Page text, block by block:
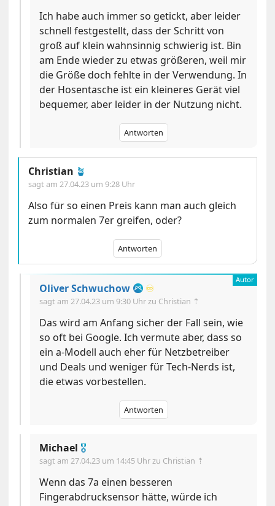
Ich habe auch immer so getickt, aber leider
schnell festgestellt, dass der Schritt von
groß auf klein wahnsinnig schwierig ist. Bin
am Ende wieder zu etwas größeren, weil mir
die Größe doch fehlte in der Verwendung. In
der Hosentasche ist ein kleineres Gerät viel
bequemer, aber leider in der Nutzung nicht.
Antworten
Christian 🪴
sagt am27.04.23 um 9:28 Uhr
Also für so einen Preis kann man auch gleich
zum normalen 7er greifen, oder?
Antworten
Oliver Schwuchow ♾️
sagt am27.04.23 um 9:30 Uhrzu Christian ⇡
Das wird am Anfang sicher der Fall sein, wie
so oft bei Google. Ich vermute aber, dass so
ein a-Modell auch eher für Netzbetreiber
und Deals und weniger für Tech-Nerds ist,
die etwas vorbestellen.
Antworten
Michael 🎖
sagt am27.04.23 um 14:45 Uhrzu Christian ⇡
Wenn das 7a einen besseren
Fingerabdrucksensor hätte, würde ich